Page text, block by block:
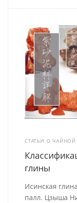
СТАТЬИ О ЧАЙНОЙ
глины
Исинская
палл. Цзыша